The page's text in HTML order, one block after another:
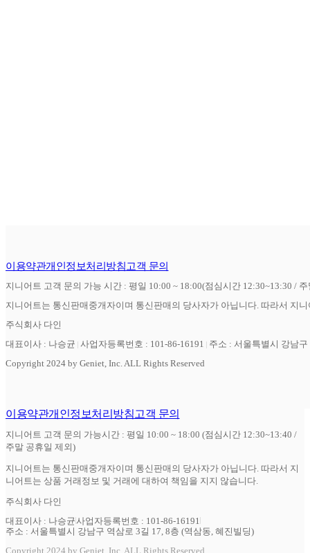
이용약관개인정보처리방침고객 문의
지니어트 고객 문의 가능 시간 : 평일 10:00 ~ 18:00(점심시간 12:30~13:30 /
지니어트는 통신판매중개자이며 통신판매의 당사자가 아닙니다. 따라서 지
주식회사 다인
대표이사 : 나승균 사업자등록번호 : 101-86-16191
주소 : 서울특별시 강남
Copyright 2024 by Geniet, Inc. ALL Rights Reserved
이용약관개인정보처리방침고객 문의
지니어트 고객 문의 가능시간 : 평일 10:00 ~ 18:00 (점심시간 12:30~13:40 /
주말 공휴일 제외)
지니어트는 통신판매중개자이며 통신판매의 당사자가 아닙니다. 따라서 지
니어트는 상품 거래정보 및 거래에 대하여 책임을 지지 않습니다.
주식회사 다인
대표이사 : 나승균사업자등록번호 : 101-86-16191
주소 : 서울특별시 강남구 역삼로 3길 17, 8층 (역삼동, 혜진빌딩)
Copyright 2024 by Geniet, Inc. ALL Rights Reserved